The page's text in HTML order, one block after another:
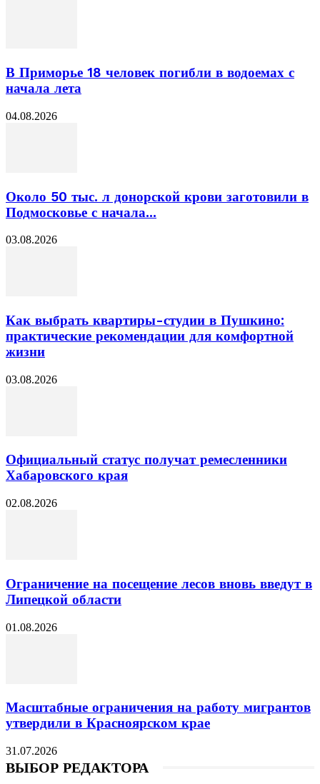
В Приморье 18 человек погибли в водоемах с
начала лета
04.08.2026
Около 50 тыс. л донорской крови заготовили в
Подмосковье с начала...
03.08.2026
Как выбрать квартиры-студии в Пушкино:
практические рекомендации для комфортной
жизни
03.08.2026
Официальный статус получат ремесленники
Хабаровского края
02.08.2026
Ограничение на посещение лесов вновь введут в
Липецкой области
01.08.2026
Масштабные ограничения на работу мигрантов
утвердили в Красноярском крае
31.07.2026
ВЫБОР РЕДАКТОРА